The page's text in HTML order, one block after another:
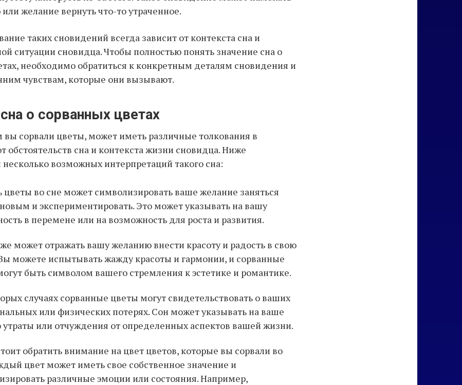
желание вернуть что-то утраченное.
таких сновидений всегда зависит от контекста сна и
ситуации сновидца. Чтобы полностью понять значение сна о
необходимо обратиться к конкретным деталям сновидения и
чувствам, которые они вызывают.
о сорванных цветах
вы сорвали цветы, может иметь различные толкования в
обстоятельств сна и контекста жизни сновидца. Ниже
возможных интерпретаций такого сна:
цветы во сне может символизировать ваше желание заняться
и экспериментировать. Это может указывать на вашу
в перемене или на возможность для роста и развития.
может отражать вашу желанию внести красоту и радость в свою
можете испытывать жажду красоты и гармонии, и сорванные
быть символом вашего стремления к эстетике и романтике.
случаях сорванные цветы могут свидетельствовать о ваших
или физических потерях. Сон может указывать на ваше
утраты или отчуждения от определенных аспектов вашей жизни.
обратить внимание на цвет цветов, которые вы сорвали во
цвет может иметь свое собственное значение и
различные эмоции или состояния. Например,